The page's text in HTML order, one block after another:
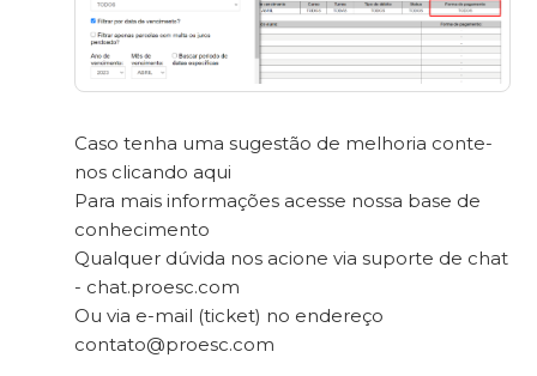
Caso tenha uma sugestão de melhoria conte-
nos clicando aqui
Para mais informações acesse nossa base de
conhecimento
Qualquer dúvida nos acione via suporte de chat
- chat.proesc.com
Ou via e-mail (ticket) no endereço
contato@proesc.com